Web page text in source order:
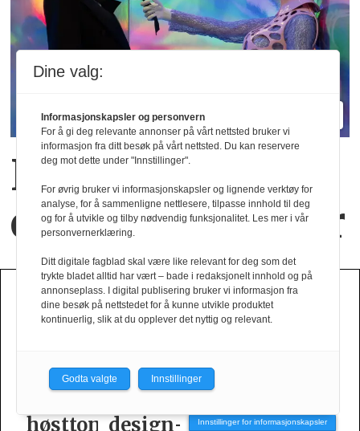
Nye materialer
og nye positurer
HØST VINTER 2026
design­ selvtillit
of
er
Innstillinger for informasjonskapsler
Dine valg:
Informasjonskapsler og personvern
For å gi deg relevante annonser på vårt nettsted bruker vi
informasjon fra ditt besøk på vårt nettsted. Du kan reservere
deg mot dette under "Innstillinger".
For øvrig bruker vi informasjonskapsler og lignende verktøy for
analyse, for å sammenligne nettlesere, tilpasse innhold til deg
og for å utvikle og tilby nødvendig funksjonalitet. Les mer i vår
personvernerklæring.
Ditt digitale fagblad skal være like relevant for deg som det
trykte bladet alltid har vært – bade i redaksjonelt innhold og på
annonseplass. I digital publisering bruker vi informasjon fra
dine besøk på nettstedet for å kunne utvikle produktet
kontinuerlig, slik at du opplever det nyttig og relevant.
Godta valgte Innstillinger